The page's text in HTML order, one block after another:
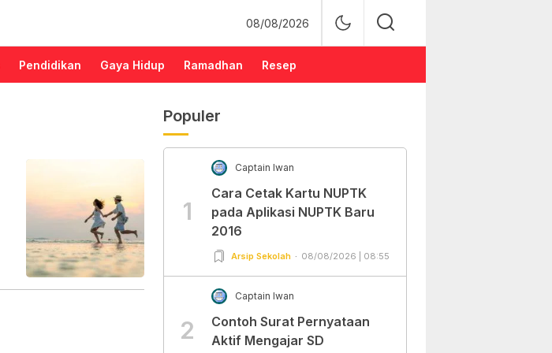
08/08/2026
Pendidikan Gaya Hidup Ramadhan Resep
Populer
1
Captain Iwan
Cara Cetak Kartu NUPTK
pada Aplikasi NUPTK Baru
2016
Arsip Sekolah 08/08/2026 | 08:55
2
Captain Iwan
Contoh Surat Pernyataan
Aktif Mengajar SD